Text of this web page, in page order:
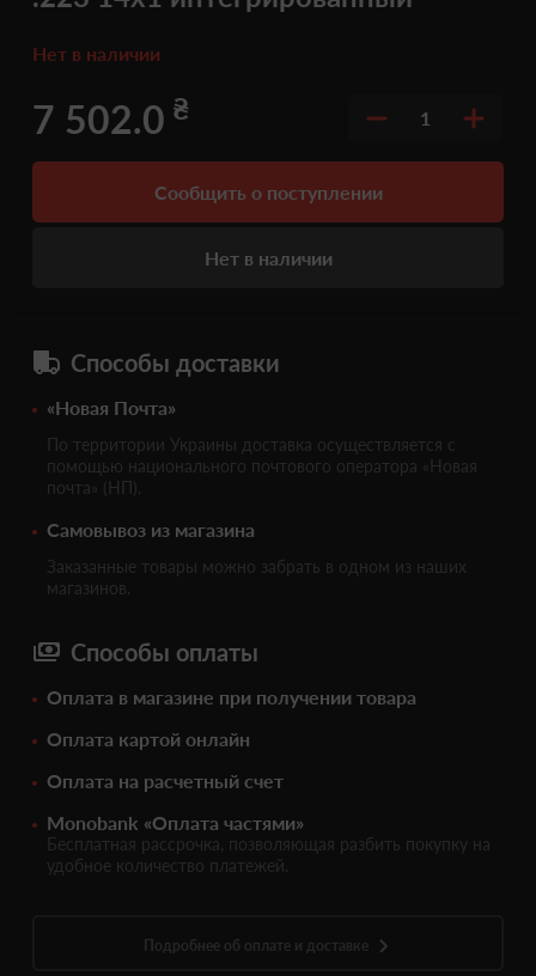
Нет в наличии
7 502.0 ₴ 1
Сообщить о поступлении
Нет в наличии
Способы доставки
«Новая Почта»
По территории Украины доставка осуществляется с
помощью национального почтового оператора «Новая
почта» (НП).
Самовывоз из магазина
Заказанные товары можно забрать в одном из наших
магазинов.
Способы оплаты
Оплата в магазине при получении товара
Оплата картой онлайн
Оплата на расчетный счет
Monobank «Оплата частями»
Бесплатная рассрочка, позволяющая разбить покупку на
удобное количество платежей.
Подробнее об оплате и доставке